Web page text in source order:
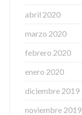
abril 2020
marzo 2020
febrero 2020
enero 2020
diciembre 2019
noviembre 2019